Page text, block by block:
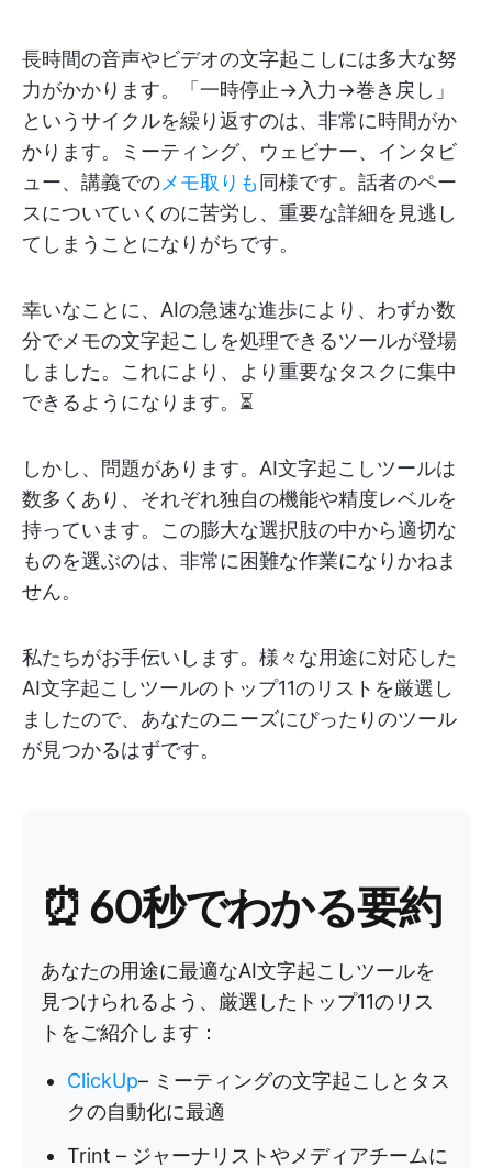
長時間の音声やビデオの文字起こしには多大な努
力がかかります。「一時停止→入力→巻き戻し」
というサイクルを繰り返すのは、非常に時間がか
かります。ミーティング、ウェビナー、インタビ
ュー、講義でのメモ取りも 同様です。話者のペー
スについていくのに苦労し、重要な詳細を見逃し
てしまうことになりがちです。
幸いなことに、AIの急速な進歩により、わずか数
分でメモの文字起こしを処理できるツールが登場
しました。これにより、より重要なタスクに集中
できるようになります。⏳
しかし、問題があります。AI文字起こしツールは
数多くあり、それぞれ独自の機能や精度レベルを
持っています。この膨大な選択肢の中から適切な
ものを選ぶのは、非常に困難な作業になりかねま
せん。
私たちがお手伝いします。様々な用途に対応した
AI文字起こしツールのトップ11のリストを厳選し
ましたので、あなたのニーズにぴったりのツール
が見つかるはずです。
⏰ 60秒でわかる要約
あなたの用途に最適なAI文字起こしツールを
見つけられるよう、厳選したトップ11のリス
トをご紹介します：
ClickUp– ミーティングの文字起こしとタス
クの自動化に最適
Trint – ジャーナリストやメディアチームに